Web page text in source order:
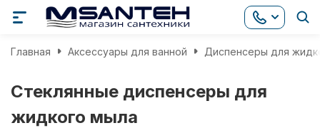
Главная Аксессуары для ванной Диспенсеры для
Стеклянные диспенсеры для
жидкого мыла